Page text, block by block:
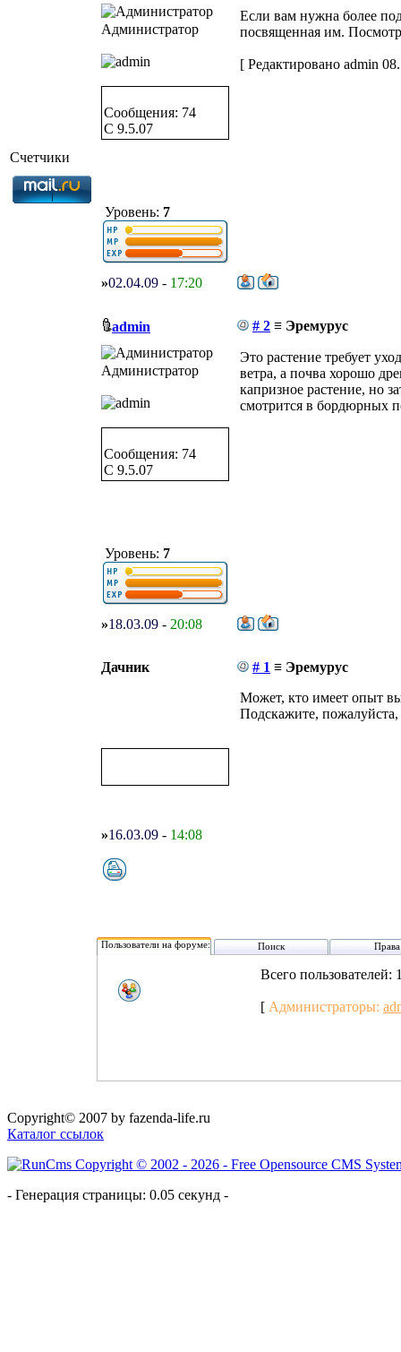
Счетчики
Администратор
Сообщения: 74
C 9.5.07
Уровень: 7
Если вам нужна более
посвященная им.
[ Редактировано admin
»02.04.09 - 17:20
admin # 2 ≡ Эремурус
Администратор
Сообщения: 74
C 9.5.07
Уровень: 7
Это растение требует
ветра, а почва хорошо
капризное растение, но
смотрится в бордюрных
»18.03.09 - 20:08
Дачник # 1 ≡ Эремурус
Может, кто имеет опыт
Подскажите,
»16.03.09 - 14:08
Пользователи на форуме: Поиск Права
Всего пользователей:
[ Администраторы:
Copyright© 2007 by fazenda-life.ru
Каталог ссылок
- Генерация страницы: 0.05 секунд -